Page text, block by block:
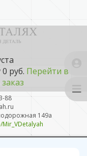
0 руб. Перейти в
88
149а